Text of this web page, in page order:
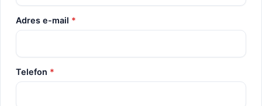
Adres e-mail *
Telefon *